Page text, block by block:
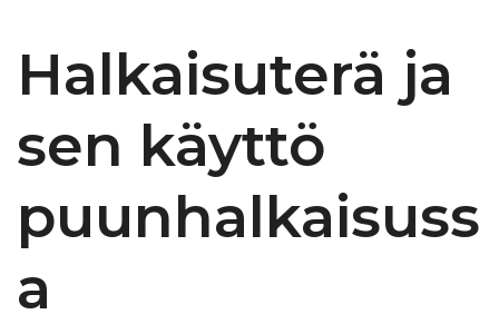
Halkaisuterä ja
sen käyttö
puunhalkaisuss
a